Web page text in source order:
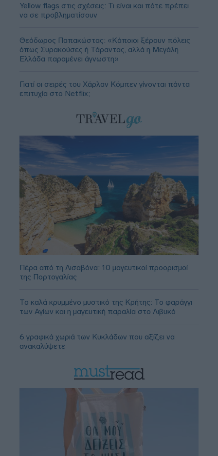
Yellow flags στις σχέσεις: Τι είναι και πότε πρέπει
να σε προβληματίσουν
Θεόδωρος Παπακώστας: «Κάποιοι ξέρουν πόλεις
όπως Συρακούσες ή Τάραντας, αλλά η Μεγάλη
Ελλάδα παραμένει άγνωστη»
Γιατί οι σειρές του Χάρλαν Κόμπεν γίνονται πάντα
επιτυχία στο Netflix;
Πέρα από τη Λισαβόνα: 10 μαγευτικοί προορισμοί
της Πορτογαλίας
Το καλά κρυμμένο μυστικό της Κρήτης: Το φαράγγι
των Αγίων και η μαγευτική παραλία στο Λιβυκό
6 γραφικά χωριά των Κυκλάδων που αξίζει να
ανακαλύψετε